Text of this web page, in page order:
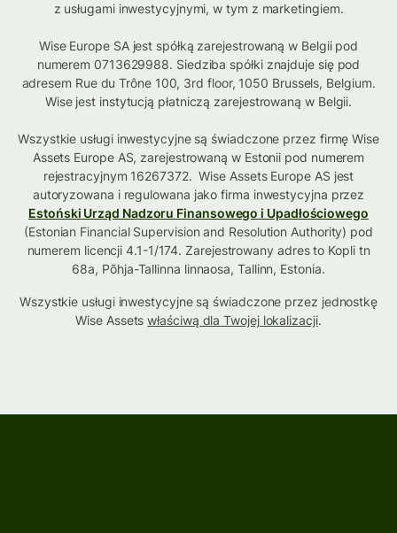
z usługami inwestycyjnymi, w tym z marketingiem.
Wise Europe SA jest spółką zarejestrowaną w Belgii pod
numerem 0713629988. Siedziba spółki znajduje się pod
adresem Rue du Trône 100, 3rd floor, 1050 Brussels, Belgium.
Wise jest instytucją płatniczą zarejestrowaną w Belgii.
Wszystkie usługi inwestycyjne są świadczone przez firmę Wise
Assets Europe AS, zarejestrowaną w Estonii pod numerem
rejestracyjnym 16267372. Wise Assets Europe AS jest
autoryzowana i regulowana jako firma inwestycyjna przez
Estoński Urząd Nadzoru Finansowego i Upadłościowego
(Estonian Financial Supervision and Resolution Authority) pod
numerem licencji 4.1-1/174. Zarejestrowany adres to Kopli tn
68a, Põhja-Tallinna linnaosa, Tallinn, Estonia.
Wszystkie usługi inwestycyjne są świadczone przez jednostkę
Wise Assetswłaściwą dla Twojej lokalizacji.